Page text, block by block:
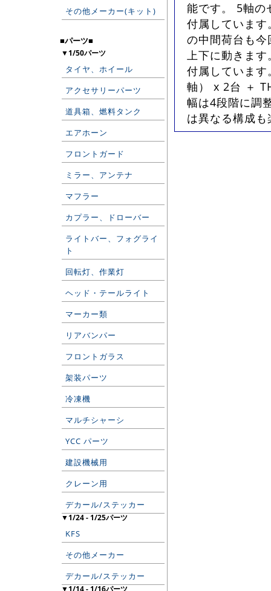
その他メーカー(キット)
■パーツ■
▼1/50パーツ
タイヤ、ホイール
アクセサリーパーツ
道具箱、燃料タンク
エアホーン
フロントガード
ミラー、アンテナ
マフラー
カプラー、ドローバー
ライトバー、フォグライ
ト
回転灯、作業灯
ヘッド・テールライト
マーカー類
リアバンパー
フロントガラス
架装パーツ
冷凍機
マルチシャーシ
YCC パーツ
建設機械用
クレーン用
デカール/ステッカー
▼1/24 - 1/25パーツ
KFS
その他メーカー
デカール/ステッカー
▼1/14 - 1/16パーツ
能です。 5軸の
付属していま
の中間荷台も
上下に動きま
付属していま
軸） x 2台 ＋
幅は4段階に調
は異なる構成